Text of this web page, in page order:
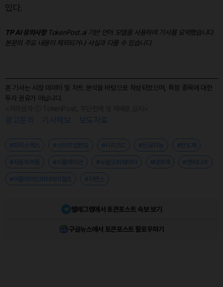
있다.
TP AI 유의사항TokenPost.ai 기반 언어 모델을 사용하여 기사를 요약했습니다.
본문의 주요 내용이 제외되거나 사실과 다를 수 있습니다.
본 기사는 시장 데이터 및 차트 분석을 바탕으로 작성되었으며, 특정 종목에 대한
투자 권유가 아닙니다.
광고문의 기사제보 보도자료
#피직스엑스 #스타트업펀딩 #시리즈C #인공지능 #반도체
#자동차부품 #시뮬레이션 #뉴럴오퍼레이터 #테마섹 #엔비디아
#어플라이드머티어리얼즈 #지멘스
텔레그램에서 토큰포스트 속보 보기
구글뉴스에서 토큰포스트 팔로우하기